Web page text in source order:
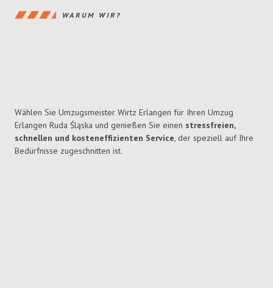
WARUM WIR?
Wählen Sie Umzugsmeister Wirtz Erlangen für Ihren Umzug
Erlangen Ruda Śląska und genießen Sie einen stressfreien,
schnellen und kosteneffizienten Service, der speziell auf Ihre
Bedürfnisse zugeschnitten ist.